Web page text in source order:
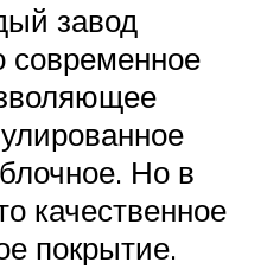
завод
современное
Но в
качественное
покрытие.